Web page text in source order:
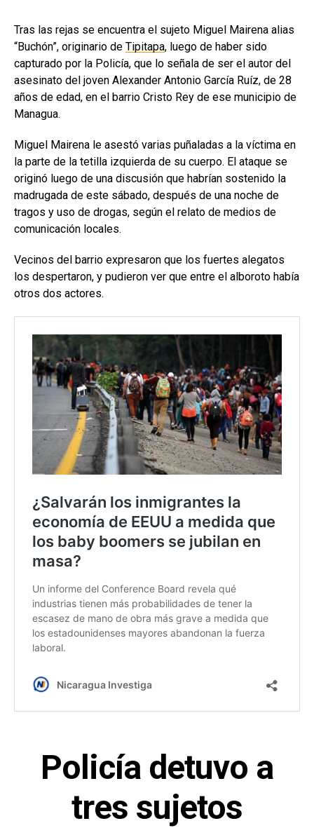
Tras las rejas se encuentra el sujeto Miguel Mairena alias
“Buchón”, originario de Tipitapa, luego de haber sido
capturado por la Policía, que lo señala de ser el autor del
asesinato del joven Alexander Antonio García Ruíz, de 28
años de edad, en el barrio Cristo Rey de ese municipio de
Managua.
Miguel Mairena le asestó varias puñaladas a la víctima en
la parte de la tetilla izquierda de su cuerpo. El ataque se
originó luego de una discusión que habrían sostenido la
madrugada de este sábado, después de una noche de
tragos y uso de drogas, según el relato de medios de
comunicación locales.
Vecinos del barrio expresaron que los fuertes alegatos
los despertaron, y pudieron ver que entre el alboroto había
otros dos actores.
Policía detuvo a
tres sujetos